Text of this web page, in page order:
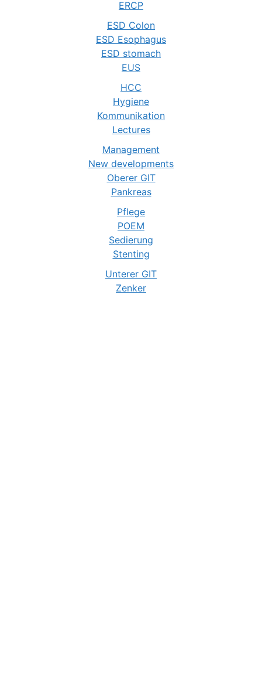
ERCP
ESD Colon
ESD Esophagus
ESD stomach
EUS
HCC
Hygiene
Kommunikation
Lectures
Management
New developments
Oberer GIT
Pankreas
Pflege
POEM
Sedierung
Stenting
Unterer GIT
Zenker